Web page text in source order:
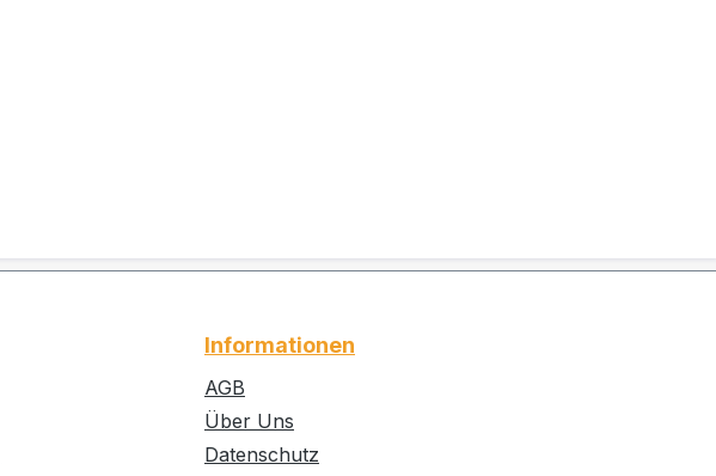
Informationen
AGB
Über Uns
Datenschutz